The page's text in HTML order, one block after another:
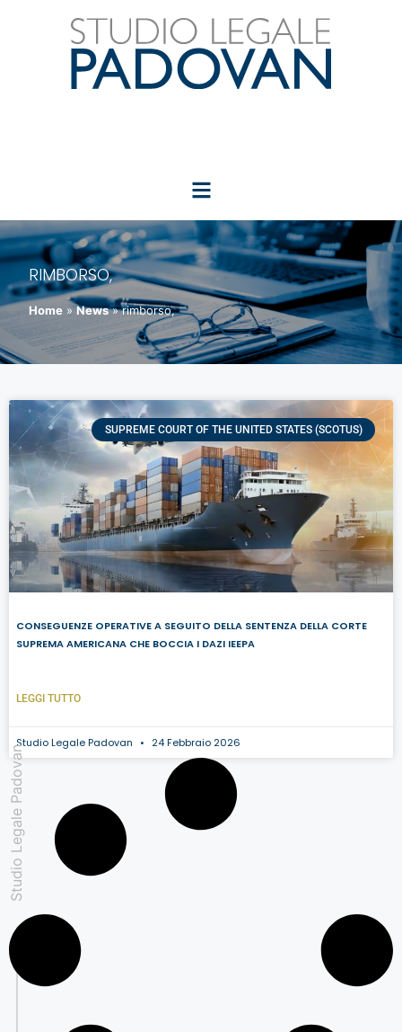
RIMBORSO,
Home » News » rimborso,
Studio Legale Padovan
SUPREME COURT OF THE UNITED STATES (SCOTUS)
CONSEGUENZE OPERATIVE A SEGUITO DELLA SENTENZA DELLA CORTE
SUPREMA AMERICANA CHE BOCCIA I DAZI IEEPA
LEGGI TUTTO
Studio Legale Padovan 24 Febbraio 2026